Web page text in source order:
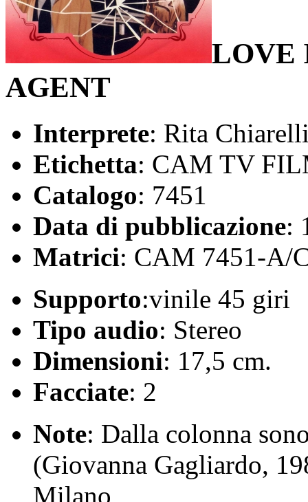
LOVE
AGENT
Interprete: Rita
Etichetta: CAM TV
Catalogo: 7451
Data di pubblicazione:
Matrici: CAM 7451-A/
Supporto:vinile 45 giri
Tipo audio: Stereo
Dimensioni: 17,5 cm.
Facciate: 2
Note: Dalla colonna
(Giovanna Gagliardo,
Milano